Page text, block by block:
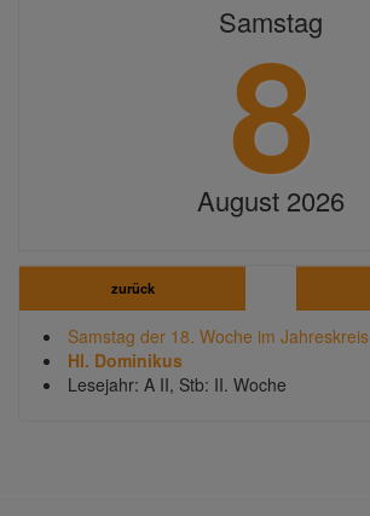
Samstag
8
August 2026
zurück
Samstag der 18. Woche im Jahreskreis
Hl. Dominikus
Lesejahr: A II, Stb: II. Woche